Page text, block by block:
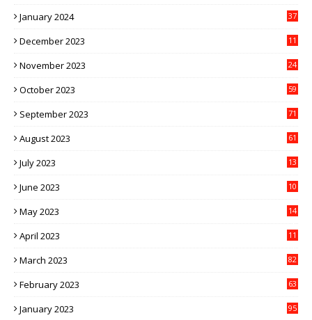
January 2024 37
December 2023 11
November 2023 24
October 2023 59
September 2023 71
August 2023 61
July 2023
13
June 2023
10
May 2023
14
April 2023
11
March 2023 82
February 2023 63
January 2023 95